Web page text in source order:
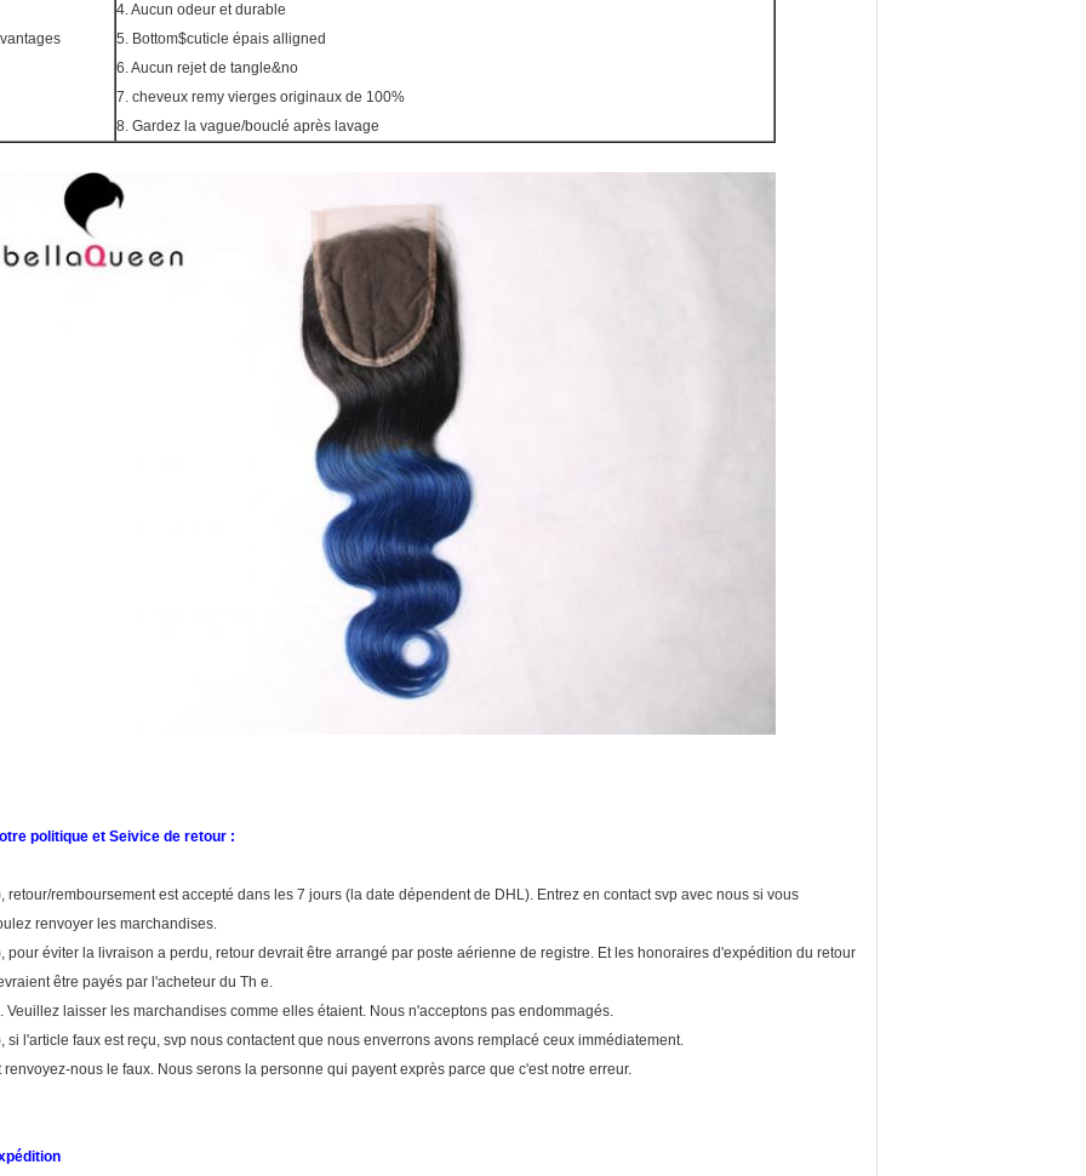
4. Aucun odeur et durable
5. Bottom$cuticle épais alligned
6. Aucun rejet de tangle&no
7. cheveux remy vierges originaux de 100%
8. Gardez la vague/bouclé après lavage
politique et Seivice de retour :
retour/remboursement est accepté dans les 7 jours (la date dépendent de DHL). Entrez en contact svp avec nous si vous
renvoyer les marchandises.
pour éviter la livraison a perdu, retour devrait être arrangé par poste aérienne de registre. Et les honoraires d'expédition du retour
être payés par l'acheteur du Th e.
Veuillez laisser les marchandises comme elles étaient. Nous n'acceptons pas endommagés.
si l'article faux est reçu, svp nous contactent que nous enverrons avons remplacé ceux immédiatement.
renvoyez-nous le faux. Nous serons la personne qui payent exprès parce que c'est notre erreur.